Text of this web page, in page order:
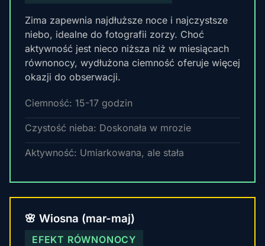
Zima zapewnia najdłuższe noce i najczystsze
niebo, idealne do fotografii zorzy. Choć
aktywność jest nieco niższa niż w miesiącach
równonocy, wydłużona ciemność oferuje więcej
okazji do obserwacji.
Ciemność: 15-17 godzin
Czystość nieba: Doskonała w mrozie
Aktywność: Umiarkowana, ale stała
🌸 Wiosna (mar-maj)
EFEKT RÓWNONOCY